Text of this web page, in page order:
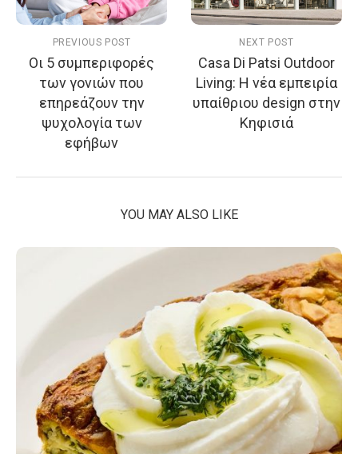
PREVIOUS POST
Οι 5 συμπεριφορές
των γονιών που
επηρεάζουν την
ψυχολογία των
εφήβων
NEXT POST
Casa Di Patsi Outdoor
Living: Η νέα εμπειρία
υπαίθριου design στην
Κηφισιά
YOU MAY ALSO LIKE